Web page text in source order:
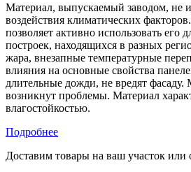
Материал, выпускаемый заводом, не
воздействия климатических
позволяет активно использовать его
построек, находящихся в разных
жара, внезапные температурные
влияния на основные свойства
длительные дожди, не вредят фасаду.
возникнут проблемы. Материал
влагостойкостью.
Подробнее
Доставим товары на ваш участок или